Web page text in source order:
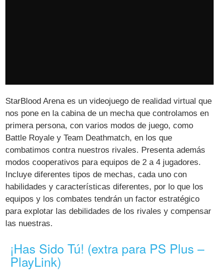
StarBlood Arena es un videojuego de realidad virtual que
nos pone en la cabina de un mecha que controlamos en
primera persona, con varios modos de juego, como
Battle Royale y Team Deathmatch, en los que
combatimos contra nuestros rivales. Presenta además
modos cooperativos para equipos de 2 a 4 jugadores.
Incluye diferentes tipos de mechas, cada uno con
habilidades y características diferentes, por lo que los
equipos y los combates tendrán un factor estratégico
para explotar las debilidades de los rivales y compensar
las nuestras.
¡Has Sido Tú! (extra para PS Plus –
PlayLink)